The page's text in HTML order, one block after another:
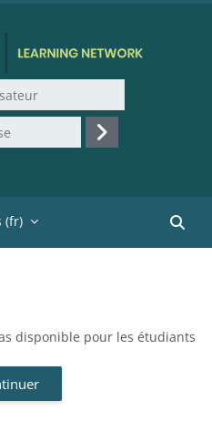
Connexion
‎(fr)‎
disponible pour les étudiants